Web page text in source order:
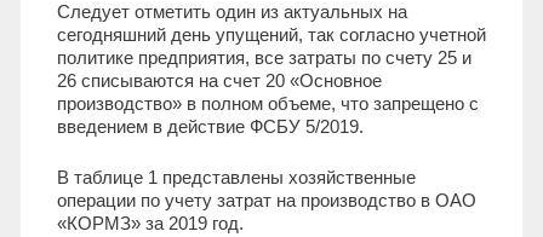
Следует отметить один из актуальных на
сегодняшний день упущений, так согласно учетной
политике предприятия, все затраты по счету 25 и
26 списываются на счет 20 «Основное
производство» в полном объеме, что запрещено с
введением в действие ФСБУ 5/2019.
В таблице 1 представлены хозяйственные
операции по учету затрат на производство в ОАО
«КОРМЗ» за 2019 год.